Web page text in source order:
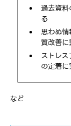
過去資料
る
思わぬ
質改善に
ストレ
の定着
など